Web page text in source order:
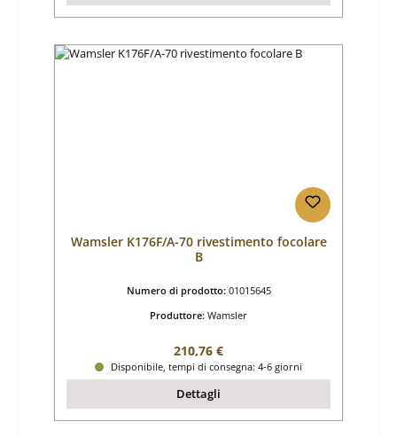
Wamsler K176F/A-70 rivestimento focolare
B
Numero di prodotto: 01015645
Produttore: Wamsler
Prezzo normale:
210,76 €
Disponibile, tempi di consegna: 4-6 giorni
Dettagli